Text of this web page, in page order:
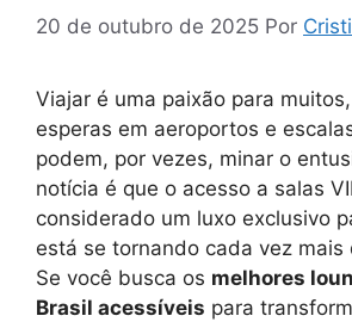
20 de outubro de 2025 Por
Viajar é uma paixão para
esperas em aeroportos e
podem, por vezes, minar o
notícia é que o acesso a salas
considerado um luxo exclusivo
está se tornando cada vez mais
Se você busca os melhores
Brasil acessíveis para